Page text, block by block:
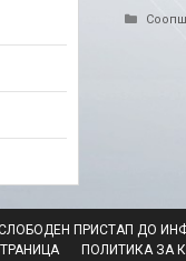
ПРИСТАП ДО
ПОЛИТИКА ЗА